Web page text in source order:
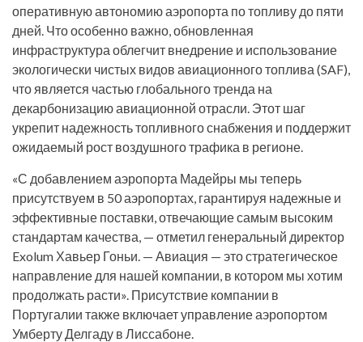
оперативную автономию аэропорта по топливу до пяти
дней. Что особенно важно, обновленная
инфраструктура облегчит внедрение и использование
экологически чистых видов авиационного топлива (SAF),
что является частью глобального тренда на
декарбонизацию авиационной отрасли. Этот шаг
укрепит надежность топливного снабжения и поддержит
ожидаемый рост воздушного трафика в регионе.
«С добавлением аэропорта Мадейры мы теперь
присутствуем в 50 аэропортах, гарантируя надежные и
эффективные поставки, отвечающие самым высоким
стандартам качества, — отметил генеральный директор
Exolum Хавьер Гоньи. — Авиация — это стратегическое
направление для нашей компании, в котором мы хотим
продолжать расти». Присутствие компании в
Португалии также включает управление аэропортом
Умберту Делгаду в Лиссабоне.